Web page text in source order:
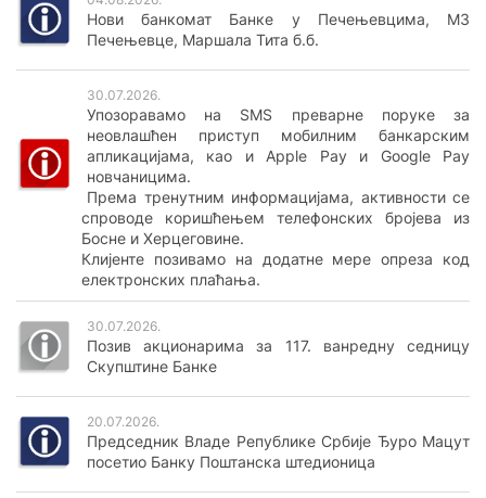
Поклон картица
ШТЕДЊА
Динарска штедња
Девизна штедња
Дечја штедња
Е-СЕРВИСИ
Електронско банкарство
Google Pay
Apple Pay
Кредити за обртна средства и ликвидност
Инвестициони кредити
Девизни кредити
Револвинг линије
Кредит за стамбене заједнице
Е-СЕРВИСИ
Halcom E-Bank
OfficeBanking
E-commerce
ОСТАЛО
Документарно пословање
Послови депозитара
ТАРИФА НАКНАДА
ОПШТИ УСЛОВИ ПОСЛОВАЊА
Нови банкомат Банке у Печењевцима, МЗ
Печењевце, Маршала Тита б.б.
30.07.2026.
Упозоравамо на SMS преварне поруке за
неовлашћен приступ мобилним банкарским
апликацијама, као и Apple Pay и Google Pay
новчаницима.
Према тренутним информацијама, активности се
спроводе коришћењем телефонских бројева из
Босне и Херцеговине.
Клијенте позивамо на додатне мере опреза код
електронских плаћања.
30.07.2026.
Позив акционарима за 117. ванредну седницу
Скупштине Банке
20.07.2026.
Председник Владе Републике Србије Ђуро Мацут
посетио Банку Поштанска штедионица